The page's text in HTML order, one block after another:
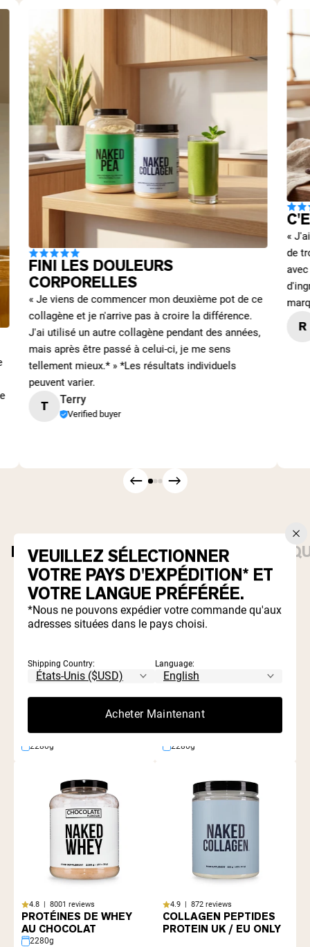
FINI LES DOULEURS
CORPORELLES
« Je viens de commencer mon deuxième pot de ce
collagène et je n'arrive pas à croire la différence.
J'ai utilisé un autre collagène pendant des années,
mais après être passé à celui-ci, je me sens
tellement mieux.* » *Les résultats individuels
peuvent varier.
T Terry
Verified buyer
«
de
R
POUDRES DE PROTÉINESESSENTIELS
Best Seller
PROTÉINE DE WHEY EN
POUDRE
2280g
4.8 | 8001 reviews
PROTÉINES DE WHEY À
LA VANILLE
2280g
4.8 | 8001 reviews
PROTÉINES DE WHEY
AU CHOCOLAT
2280g
4.9 | 872 reviews
COLLAGEN PEPTIDES
PROTEIN UK / EU ONLY
VEUILLEZ SÉLECTIONNER
VOTRE PAYS D'EXPÉDITION* ET
VOTRE LANGUE PRÉFÉRÉE.
*Nous ne pouvons expédier votre commande qu'aux
adresses situées dans le pays choisi.
Shipping Country: Language:
Acheter Maintenant